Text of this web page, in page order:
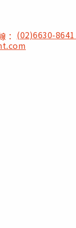
： (02)6630-8641